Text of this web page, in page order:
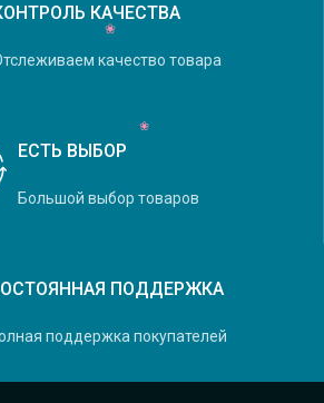
КАЧЕСТВА
качество товара
ЕСТЬ ВЫБОР
Большой выбор товаров
ПОДДЕРЖКА
поддержка покупателей